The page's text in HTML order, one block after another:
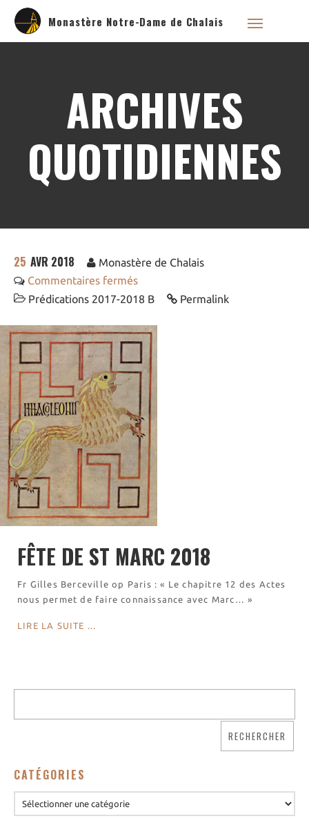
Monastère Notre-Dame de Chalais
Qui sommes nous ?
La famille dominicaine
Devenir moniale
dominicaine
Les restaurations de
l’église de Chalais
l’Église
Biscuiterie St Dominique
Revendeurs en ISÈRE
Dernières conférences
Contact Accueil
ARCHIVES
QUOTIDIENNES
25 AVR 2018
Monastère de Chalais
Commentaires fermés
Prédications 2017-2018 B
Permalink
FÊTE DE ST MARC 2018
Fr Gilles Berceville op Paris : « Le chapitre 12 des Actes
nous permet de faire connaissance avec Marc… »
LIRE LA SUITE ...
CATÉGORIES